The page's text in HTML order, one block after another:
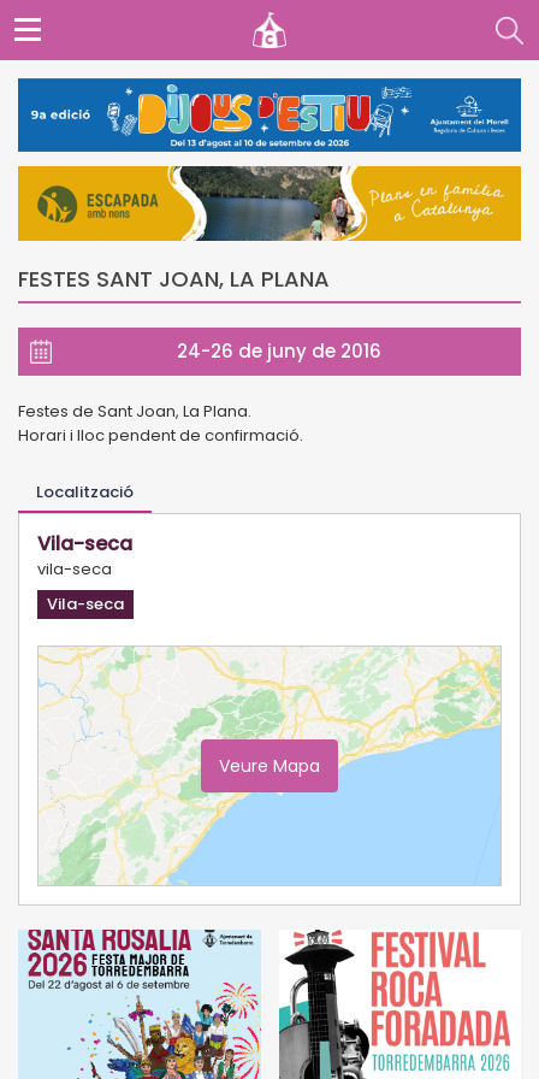
FESTES SANT JOAN, LA PLANA
24-26 de juny de 2016
Festes de Sant Joan, La Plana.
Horari i lloc pendent de confirmació.
Localització
Vila-seca
vila-seca
Vila-seca
Veure Mapa